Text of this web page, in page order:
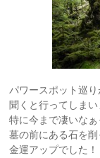
パワースポット巡
聞くと行ってしまい
特に今まで凄いなぁ
墓の前にある石を削
金運アップでした！